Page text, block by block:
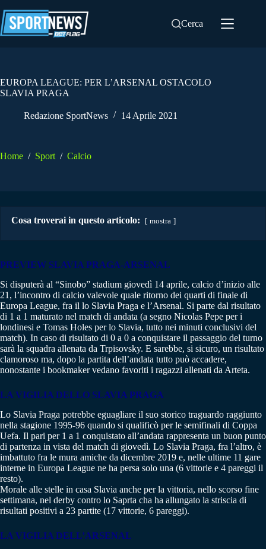
al
contenuto
Cerca
EUROPA LEAGUE: PER L’ARSENAL OSTACOLO
SLAVIA PRAGA
Redazione SportNews 14 Aprile 2021
Home / Sport / Calcio
Cosa troverai in questo articolo: mostra
PREVIEW SLAVIA PRAGA-ARSENAL
Si disputerà al “Sinobo” stadium giovedì 14 aprile, calcio d’inizio alle
21, l’incontro di calcio valevole quale ritorno dei quarti di finale di
Europa League, fra il lo Slavia Praga e l’Arsenal. Si parte dal risultato
di 1 a 1 maturato nel match di andata (a segno Nicolas Pepe per i
londinesi e Tomas Holes per lo Slavia, tutto nei minuti conclusivi del
match). In caso di risultato di 0 a 0 a conquistare il passaggio del turno
sarà la squadra allenata da Trpisovsky. E sarebbe, si sicuro, un risultato
clamoroso ma, dopo la partita dell’andata tutto può accadere,
nonostante i bookmaker vedano favoriti i ragazzi allenati da Arteta.
LA VIGILIA DELLO SLAVIA PRAGA
Lo Slavia Praga potrebbe eguagliare il suo storico traguardo raggiunto
nella stagione 1995-96 quando si qualificò per le semifinali di Coppa
Uefa. Il pari per 1 a 1 conquistato all’andata rappresenta un buon punto
di partenza in vista del match di giovedì. Lo Slavia Praga, fra l’altro, è
imbattuto fra le mura amiche da dicembre 2019 e, nelle ultime 11 gare
interne in Europa League ne ha persa solo una (6 vittorie e 4 pareggi il
resto).
Morale alle stelle in casa Slavia anche per la vittoria, nello scorso fine
settimana, nel derby contro lo Saprta cha ha allungato la striscia di
risultati positivi a 23 partite (17 vittorie, 6 pareggi).
LA VIGILIA DELL’ARSENAL